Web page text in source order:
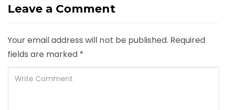
Leave a Comment
Your email address will not be published. Required
fields are marked *